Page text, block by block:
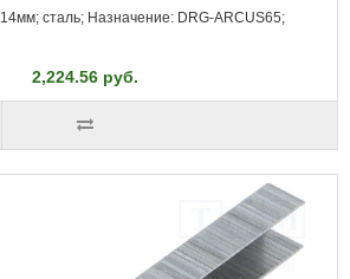
сталь; Назначение: DRG-ARCUS65;
2,224.56 руб.